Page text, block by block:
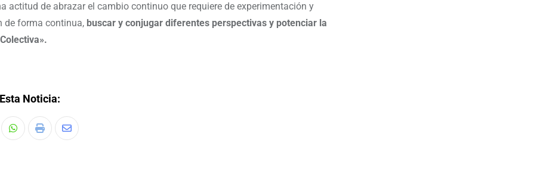
actitud de abrazar el cambio continuo que requiere de experimentación y
de forma continua, buscar y conjugar diferentes perspectivas y potenciar la
Noticia: